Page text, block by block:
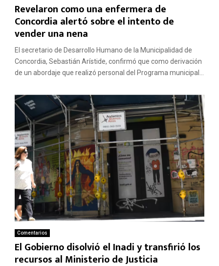
Revelaron como una enfermera de
Concordia alertó sobre el intento de
vender una nena
El secretario de Desarrollo Humano de la Municipalidad de
Concordia, Sebastián Arístide, confirmó que como derivación
de un abordaje que realizó personal del Programa municipal...
Comentarios
El Gobierno disolvió el Inadi y transfirió los
recursos al Ministerio de Justicia